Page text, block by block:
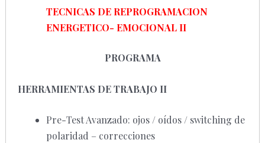
TECNICAS DE REPROGRAMACION
ENERGETICO- EMOCIONAL II
PROGRAMA
HERRAMIENTAS DE TRABAJO II
Pre-Test Avanzado: ojos / oídos / switching de
polaridad – correcciones